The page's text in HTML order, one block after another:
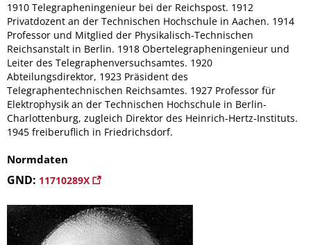
1910 Telegrapheningenieur bei der Reichspost. 1912
Privatdozent an der Technischen Hochschule in Aachen. 1914
Professor und Mitglied der Physikalisch-Technischen
Reichsanstalt in Berlin. 1918 Obertelegrapheningenieur und
Leiter des Telegraphenversuchsamtes. 1920
Abteilungsdirektor, 1923 Präsident des
Telegraphentechnischen Reichsamtes. 1927 Professor für
Elektrophysik an der Technischen Hochschule in Berlin-
Charlottenburg, zugleich Direktor des Heinrich-Hertz-Instituts.
1945 freiberuflich in Friedrichsdorf.
Normdaten
GND: 11710289X